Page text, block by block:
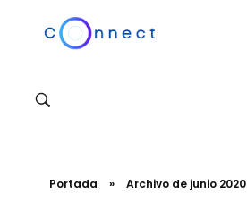
Portada » Archivo de junio 2020